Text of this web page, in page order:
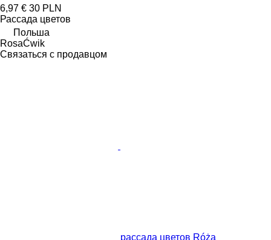
6,97 € 30 PLN
Рассада цветов
Польша
RosaĆwik
Связаться с продавцом
рассада цветов Róża